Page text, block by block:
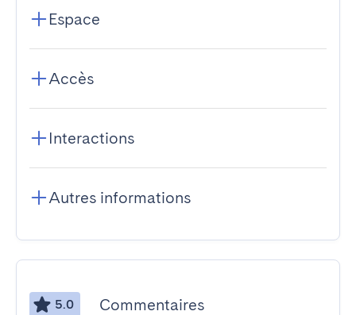
Espace
Accès
Interactions
Autres informations
5.0 Commentaires